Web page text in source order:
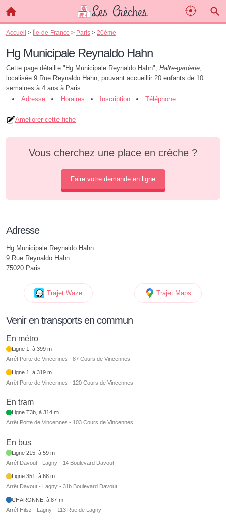
Accueil > Île-de-France > Paris > 20ème
Hg Municipale Reynaldo Hahn
Cette page détaille "Hg Municipale Reynaldo Hahn", Halte-garderie,
localisée 9 Rue Reynaldo Hahn, pouvant accueillir 20 enfants de 10
semaines à 4 ans à Paris.
Adresse
Horaires Inscription Téléphone
Améliorer cette fiche
Vous cherchez une place en crèche ?
Faire votre demande en ligne
Adresse
Hg Municipale Reynaldo Hahn
9 Rue Reynaldo Hahn
75020 Paris
Trajet Waze Trajet Maps
Venir en transports en commun
En métro
Ligne 1, à 399 m
Arrêt Porte de Vincennes - 87 Cours de Vincennes
Ligne 1, à 319 m
Arrêt Porte de Vincennes - 120 Cours de Vincennes
En tram
Ligne T3b, à 314 m
Arrêt Porte de Vincennes - 103 Cours de Vincennes
En bus
Ligne 215, à 59 m
Arrêt Davout - Lagny - 14 Boulevard Davout
Ligne 351, à 68 m
Arrêt Davout - Lagny - 31b Boulevard Davout
CHARONNE, à 87 m
Arrêt Hilsz - Lagny - 113 Rue de Lagny